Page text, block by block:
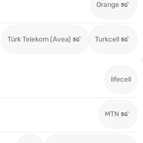
Orange
Türk Telekom (Avea) Turkcell
lifecell
MTN